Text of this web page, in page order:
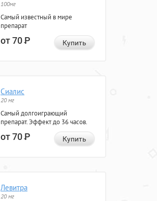
100мг
Самый известный в мире
препарат
от 70Р Купить
Сиалис
20 мг
Самый долгоиграющий
препарат. Эффект до 36 часов.
от 70Р Купить
Левитра
20 мг